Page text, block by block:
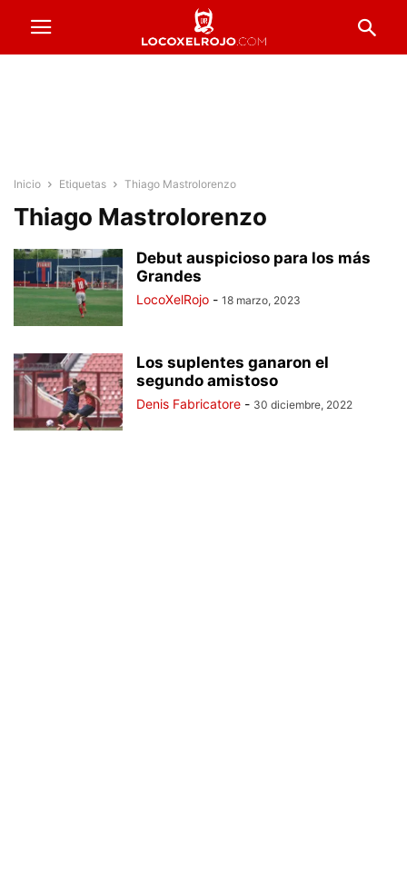
Inicio Etiquetas Thiago Mastrolorenzo
Thiago Mastrolorenzo
Debut auspicioso para los más
Grandes
LocoXelRojo - 18 marzo, 2023
Los suplentes ganaron el
segundo amistoso
Denis Fabricatore - 30 diciembre, 2022